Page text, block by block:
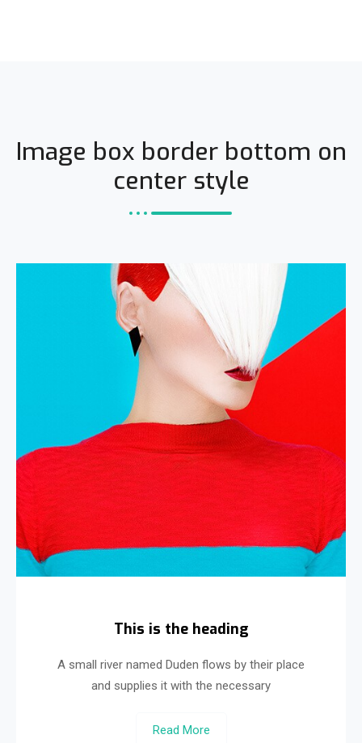
Image box border bottom on
center style
This is the heading
A small river named Duden flows by their place
and supplies it with the necessary
Read More